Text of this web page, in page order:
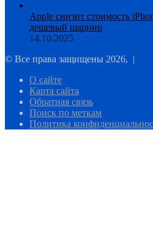
Apple снизит стоимость
дешевый шарнир
14.10.2025
© Все права защищены 2026, |
О сайте
Карта сайта
Обратная связь
Поиск по меткам
Политика